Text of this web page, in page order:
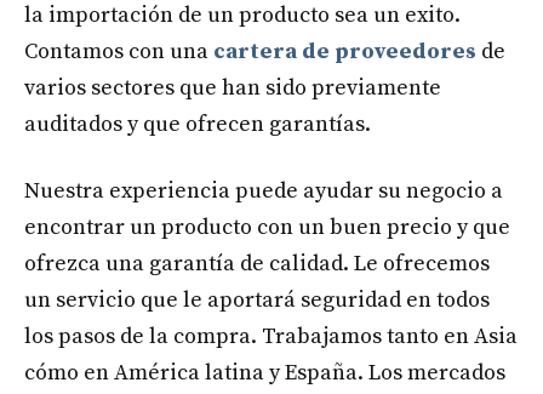
la importación de un producto sea un exito.
Contamos con una cartera de proveedores de
varios sectores que han sido previamente
auditados y que ofrecen garantías.
Nuestra experiencia puede ayudar su negocio a
encontrar un producto con un buen precio y que
ofrezca una garantía de calidad. Le ofrecemos
un servicio que le aportará seguridad en todos
los pasos de la compra. Trabajamos tanto en Asia
cómo en América latina y España. Los mercados